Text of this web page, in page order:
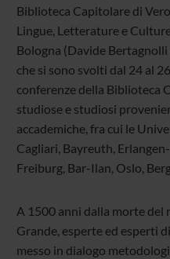
Biblioteca Capitolare di
Lingue, Letterature e
Bologna (Davide
che si sono svolti dal 24 al
conferenze della Biblioteca
studiose e studiosi
accademiche, fra cui le
Cagliari, Bayreuth,
Freiburg, Bar-Ilan, Oslo,
A 1500 anni dalla morte del
Grande, esperte ed esperti
messo in dialogo